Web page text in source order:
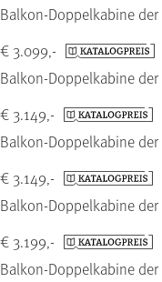
Balkon-Doppelkabine der
Balkon-Doppelkabine der
€ 3.099,-
Balkon-Doppelkabine der
€ 3.149,-
Balkon-Doppelkabine der
€ 3.149,-
Balkon-Doppelkabine der
€ 3.199,-